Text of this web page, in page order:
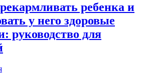
ребенка и
у него здоровые
руководство для